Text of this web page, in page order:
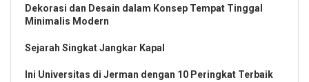
Dekorasi dan Desain dalam Konsep Tempat Tinggal
Minimalis Modern
Sejarah Singkat Jangkar Kapal
Ini Universitas di Jerman dengan 10 Peringkat Terbaik